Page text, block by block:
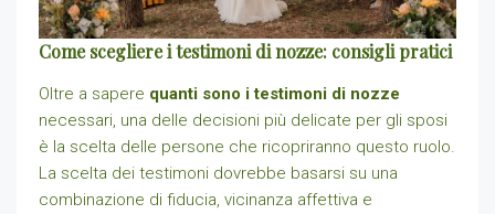
Come scegliere i testimoni di nozze: consigli pratici
Oltre a sapere quanti sono i testimoni di nozze
necessari, una delle decisioni più delicate per gli sposi
è la scelta delle persone che ricopriranno questo ruolo.
La scelta dei testimoni dovrebbe basarsi su una
combinazione di fiducia, vicinanza affettiva e